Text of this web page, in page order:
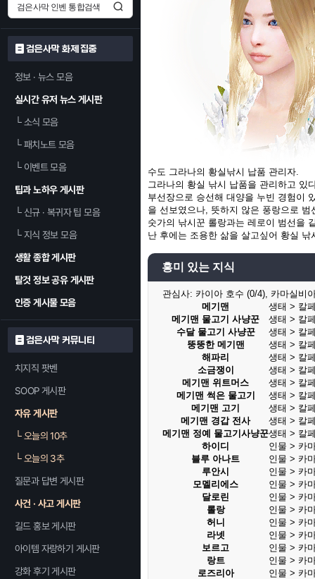
검은사막 화제 집중
정보 · 뉴스 모음
실시간 유저 뉴스 게시판
└소식 모음
└패치노트 모음
└이벤트 모음
팁과 노하우 게시판
└신규 · 복귀자 팁 모음
└지식 정보 모음
생활 종합 게시판
탈것 정보 공유 게시판
인증 게시물 모음
검은사막 커뮤니티
치지직 팟벤
SOOP 게시판
자유 게시판
└오늘의 10추
└오늘의 3추
질문과 답변 게시판
사건 · 사고 게시판
길드 홍보 게시판
아이템 자랑하기 게시판
강화 후기 게시판
수도 그라나의 황실낚시 납품 관리자.
그라나의 황실 낚시 납품을 관리하고 있
부선장으로 승선해 대양을 누빈 경험이
을 선보였으나, 뜻하지 않은 풍랑으로
숫가의 낚시꾼 롤랑과는 레로이 범선을
난 후에는 조용한 삶을 살고싶어 황실 낚
흥미 있는 지식
관심사: 카이아 호수 (0/4), 카마실비
메기맨
생태 > 칼
메기맨 물고기 사냥꾼
생태 > 칼
수달 물고기 사냥꾼
생태 > 칼
뚱뚱한 메기맨
생태 > 칼
해파리
생태 > 칼
소금쟁이
생태 > 칼
메기맨 위트머스
생태 > 칼
메기맨 썩은 물고기
생태 > 칼
메기맨 고기
생태 > 칼
메기맨 경갑 전사
생태 > 칼
메기맨 정예 물고기사냥꾼생태 > 칼
하이디
인물 > 카
블루 아나트
인물 > 카
루안시
인물 > 카
모멜리에스
인물 > 카
달로린
인물 > 카
롤랑
인물 > 카
허니
인물 > 카
라넷
인물 > 카
보르고
인물 > 카
랑트
인물 > 카
로즈리아
인물 > 카